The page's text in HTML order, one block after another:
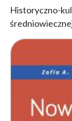
Historyczno-